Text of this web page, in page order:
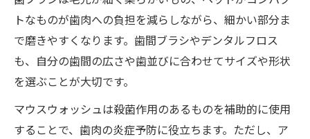
トなものが歯肉への負担を減らしながら、細かい部分ま
で磨きやすくなります。歯間ブラシやデンタルフロス
も、自分の歯間の広さや歯並びに合わせてサイズや形状
を選ぶことが大切です。
マウスウォッシュは殺菌作用のあるものを補助的に使用
することで、歯肉の炎症予防に役立ちます。ただし、ア